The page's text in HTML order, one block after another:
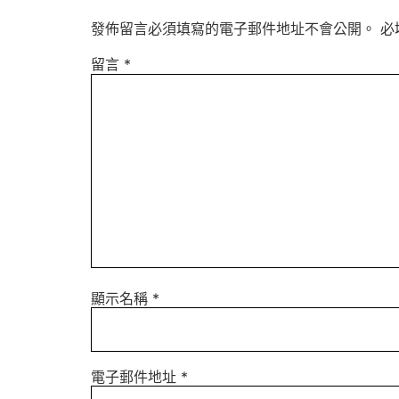
發佈留言必須填寫的電子郵件地址不會公開。 必
留言 *
顯示名稱 *
電子郵件地址 *